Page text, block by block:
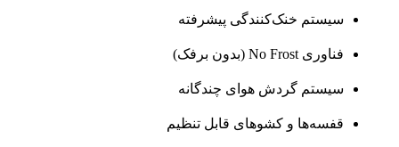
سیستم خنک‌کنندگی پیشرفته
فناوری No Frost (بدون برفک)
سیستم گردش هوای چندگانه
قفسه‌ها و کشوهای قابل تنظیم